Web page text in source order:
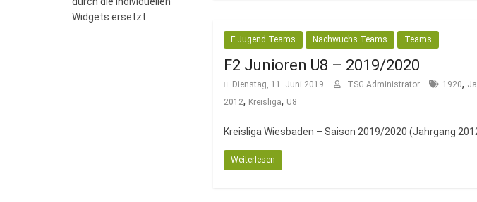
F Jugend Teams Nachwuchs Teams Teams
F2 Junioren U8 – 2019/2020
Dienstag, 11. Juni 2019 TSG Administrator 1920,
2012, Kreisliga, U8
Kreisliga Wiesbaden – Saison 2019/2020 (Jahrgang
Weiterlesen
Widgets ersetzt.